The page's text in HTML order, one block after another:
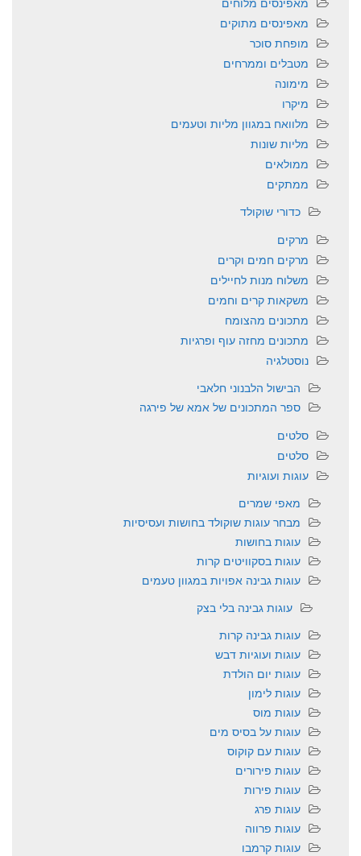
מאפינסים מתוקים
מופחת סוכר
מטבלים וממרחים
מימונה
מיקרו
מלוואח במגוון מליות וטעמים
מליות שונות
ממולאים
ממתקים
כדורי שוקולד
מרקים
מרקים חמים וקרים
משלוח מנות לחיילים
משקאות קרים וחמים
מתכונים מהצומח
מתכונים מחזה עוף ופרגיות
נוסטלגיה
הבישול הלבנוני חלאבי
ספר המתכונים של אמא של פירגה
סלטים
סלטים
עוגות ועוגיות
מאפי שמרים
מבחר עוגות שוקולד בחושות ועסיסיות
עוגות בחושות
עוגות בסקוויטים קרות
עוגות גבינה אפויות במגוון טעמים
עוגות גבינה בלי בצק
עוגות גבינה קרות
עוגות ועוגיות דבש
עוגות יום הולדת
עוגות לימון
עוגות מוס
עוגות על בסיס מים
עוגות עם קוקוס
עוגות פירורים
עוגות פירות
עוגות פרג
עוגות פרווה
עוגות קרמבו